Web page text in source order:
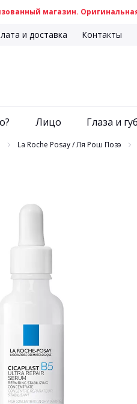
магазин.
и доставка Контакты
Лицо Глаза и
La Roche Posay / Ля Рош Позэ